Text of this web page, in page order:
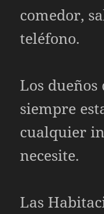
comedor,
teléfono.
Los dueños
siempre
cualquier
necesite.
Las